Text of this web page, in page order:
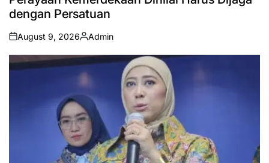
dengan Persatuan
on
August 9, 2026
Posted
by
Admin